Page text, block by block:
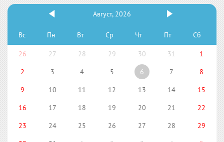
Август, 2026
Вс Пн Вт Ср Чт Пт Сб
26 27 28 29 30 31
1
2
3 4 5 6 7
8
9
10 11 12 13 14
15
16
17 18 19 20 21
22
23
24 25 26 27 28
29